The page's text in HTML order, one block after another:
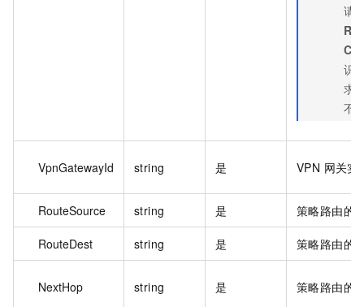
请
识
求
不
VpnGatewayId string 是 VPN 网关实
RouteSource string 是 策略路由的
RouteDest string 是 策略路由的
NextHop string 是 策略路由的